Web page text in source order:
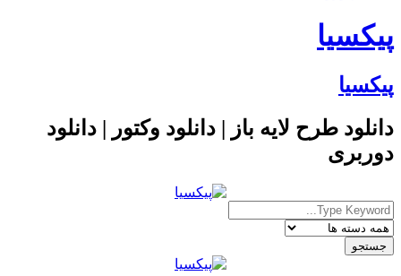
پیکسیا
پیکسیا
دانلود طرح لایه باز | دانلود وکتور | دانلود
دوربری